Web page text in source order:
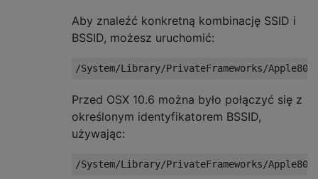
Aby znaleźć konkretną kombinację SSID i
BSSID, możesz uruchomić:
Przed OSX 10.6 można było połączyć się z
określonym identyfikatorem BSSID,
używając: